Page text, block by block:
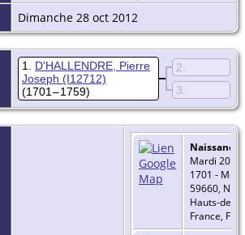
Dimanche 28 oct 2012
1
D'HALLENDRE, Pierre
Joseph (I12712)
(1701 – 1759)
2
3
Naissance
Mardi 20
1701 -
59660,
Hauts-de-
France,